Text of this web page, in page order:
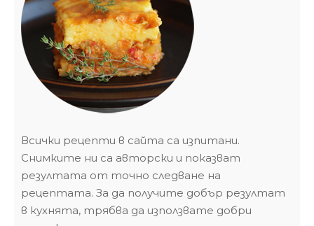
Всички рецепти в сайта са изпитани.
Снимките ни са авторски и показват
резултата от точно следване на
рецептата. За да получите добър резултат
в кухнята, трябва да използвате добри